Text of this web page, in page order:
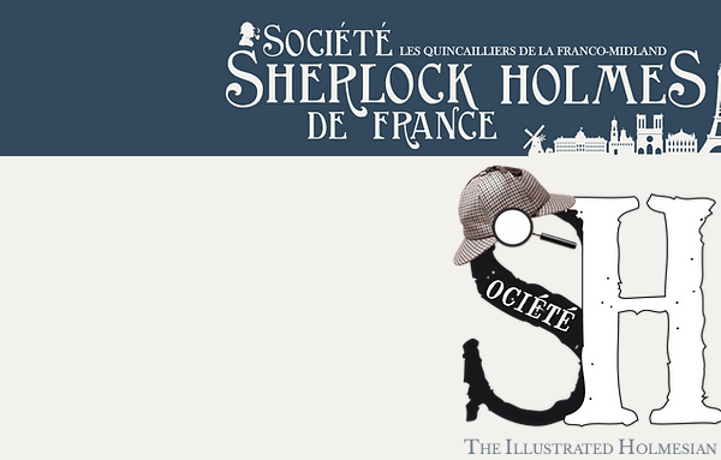
THE ILLUSTRATED HOLMESIAN